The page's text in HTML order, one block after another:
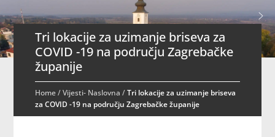
Tri lokacije za uzimanje briseva za
COVID -19 na području Zagrebačke
županije
Home/Vijesti- Naslovna /Tri lokacije za uzimanje briseva
za COVID -19 na području Zagrebačke županije